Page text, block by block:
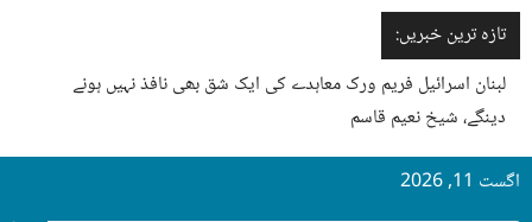
تازہ ترین خبریں:
لبنان اسرائیل فریم ورک معاہدے کی ایک شق بھی نافذ نہیں ہونے
دینگے، شیخ نعیم قاسم
اگست 11, 2026